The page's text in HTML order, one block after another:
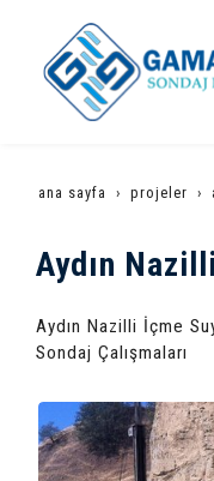
ana sayfa projeler
Aydın
Aydın Nazilli İçme
Sondaj Çalışmaları